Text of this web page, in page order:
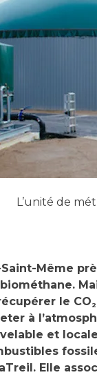
L’unité de
Même
le CO2
à
et
Elle